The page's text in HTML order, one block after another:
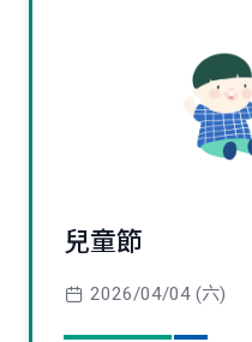
兒童節
2026/04/04 (六)